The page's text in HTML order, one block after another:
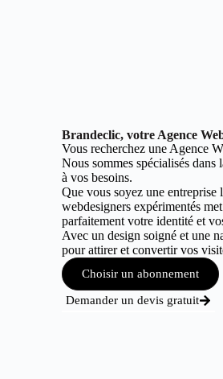
Brandeclic, votre Agence
Vous recherchez une Agence
Nous sommes spécialisés dans
à vos besoins.
Que vous soyez une
webdesigners expérimentés
parfaitement votre identité et
Avec un design soigné et une
pour attirer et convertir vos
Choisir un abonnement
Demander un devis gratuit